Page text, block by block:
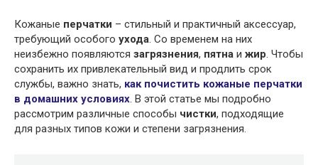
Кожаные перчатки – стильный и практичный аксессуар,
требующий особого ухода. Со временем на них
неизбежно появляются загрязнения, пятна и жир. Чтобы
сохранить их привлекательный вид и продлить срок
службы, важно знать, как почистить кожаные перчатки
в домашних условиях. В этой статье мы подробно
рассмотрим различные способы чистки, подходящие
для разных типов кожи и степени загрязнения.